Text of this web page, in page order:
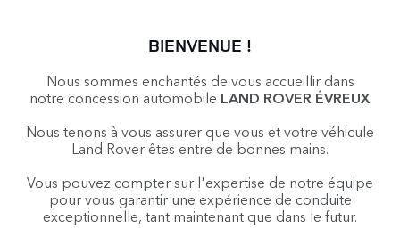
BIENVENUE !
Nous sommes enchantés de vous accueillir dans
notre concession automobile LAND ROVER ÉVREUX
Nous tenons à vous assurer que vous et votre véhicule
Land Rover êtes entre de bonnes mains.
Vous pouvez compter sur l'expertise de notre équipe
pour vous garantir une expérience de conduite
exceptionnelle, tant maintenant que dans le futur.